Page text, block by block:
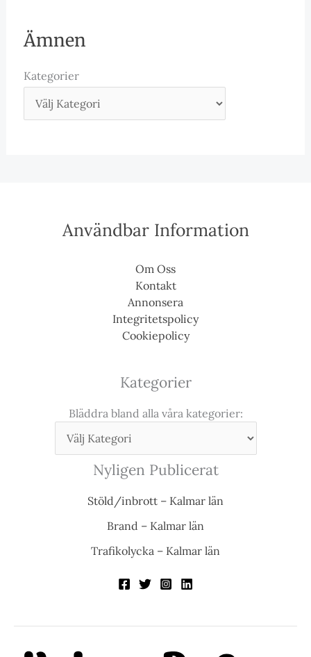
Ämnen
Kategorier
Användbar Information
Om Oss
Kontakt
Annonsera
Integritetspolicy
Cookiepolicy
Kategorier
Bläddra bland alla våra kategorier:
Nyligen Publicerat
Stöld/inbrott – Kalmar län
Brand – Kalmar län
Trafikolycka – Kalmar län